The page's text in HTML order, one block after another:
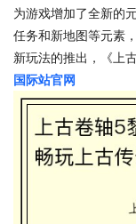
为游戏增加了全新的
任务和新地图等元素
新玩法的推出，《上
国际站官网